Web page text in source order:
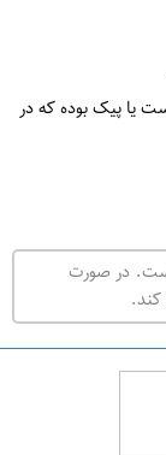
یا پیک بوده که در
است. در صورت
کند.